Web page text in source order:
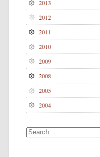
2013
2012
2011
2010
2009
2008
2005
2004
Search for: